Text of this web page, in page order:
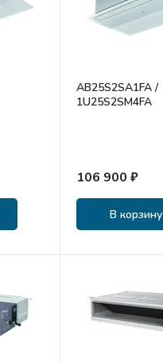
AB25S2SA1FA /
1U25S2SM4FA
106 900 ₽
В корзину